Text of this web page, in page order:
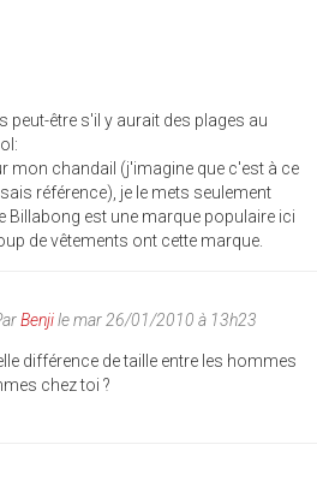
peut-être s'il y aurait des plages au
mon chandail (j'imagine que c'est à ce
référence), je le mets seulement
Billabong est une marque populaire ici
de vêtements ont cette marque.
Benjile mar 26/01/2010 à 13h23
différence de taille entre les hommes
chez toi ?